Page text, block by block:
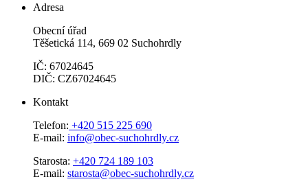
Adresa
Obecní úřad
Těšetická 114, 669 02 Suchohrdly
IČ: 67024645
DIČ: CZ67024645
Kontakt
Telefon: +420 515 225 690
E-mail: info@obec-suchohrdly.cz
Starosta: +420 724 189 103
E-mail: starosta@obec-suchohrdly.cz